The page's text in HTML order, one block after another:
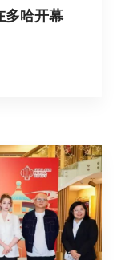
多哈开幕